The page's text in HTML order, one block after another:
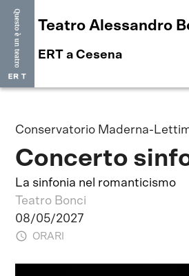
Teatro Alessandro
ERT a Cesena
Conservatorio Maderna-
Concerto
La sinfonia nel romanticismo
Teatro Bonci
08/05/2027
ORARI